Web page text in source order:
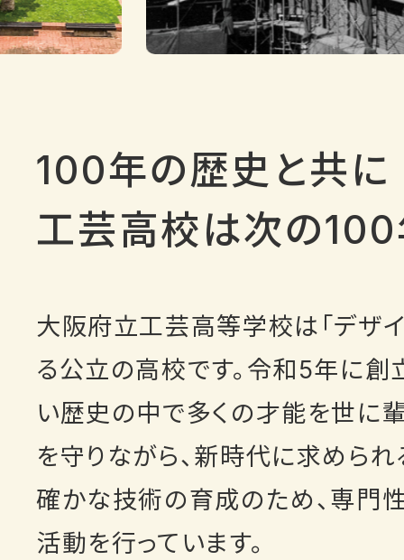
100年の歴史と共に
工芸高校は次の
大阪府立工芸高等学校は「デザ
る公立の高校です。令和5年に創
い歴史の中で多くの才能を世に
を守りながら、新時代に求めら
確かな技術の育成のため、専門
活動を行っています。